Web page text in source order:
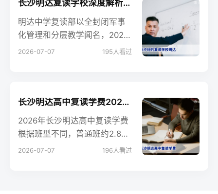
长沙明达复读学校深度解析：2026届提分优势与择校指南
明达中学复读部以全封闭军事
化管理和分层教学闻名，2025
届平均提分80分，特控线上线
校建议，帮助考生做出明智决
2026-07-07 195 人看过
长沙明达高中复读学费2026年最新标准：班型、收费明细与性价比分析
2026年长沙明达高中复读学费
根据班型不同，普通班约2.8
万-3.5万元/年，精品班约3.8
2026-07-07 196人看过